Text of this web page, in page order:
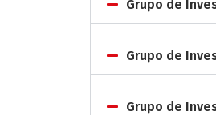
Grupo de
Grupo de
Grupo de